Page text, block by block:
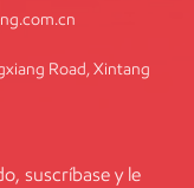
Road, Xintang
suscríbase y le